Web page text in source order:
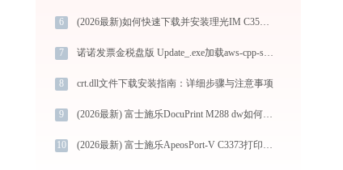
6 (2026最新)如何快速下载并安装理光IM C3500打印机驱动：详细步骤解析
7 诺诺发票金税盘版 Update_.exe加载aws-cpp-sdk-s3.dll文件丢失处理办法
8 crt.dll文件下载安装指南：详细步骤与注意事项
9 (2026最新) 富士施乐DocuPrint M288 dw如何连接到电脑？ -金山毒霸
10 (2026最新) 富士施乐ApeosPort-V C3373打印机无法连接？教你解决方法 -金山毒霸